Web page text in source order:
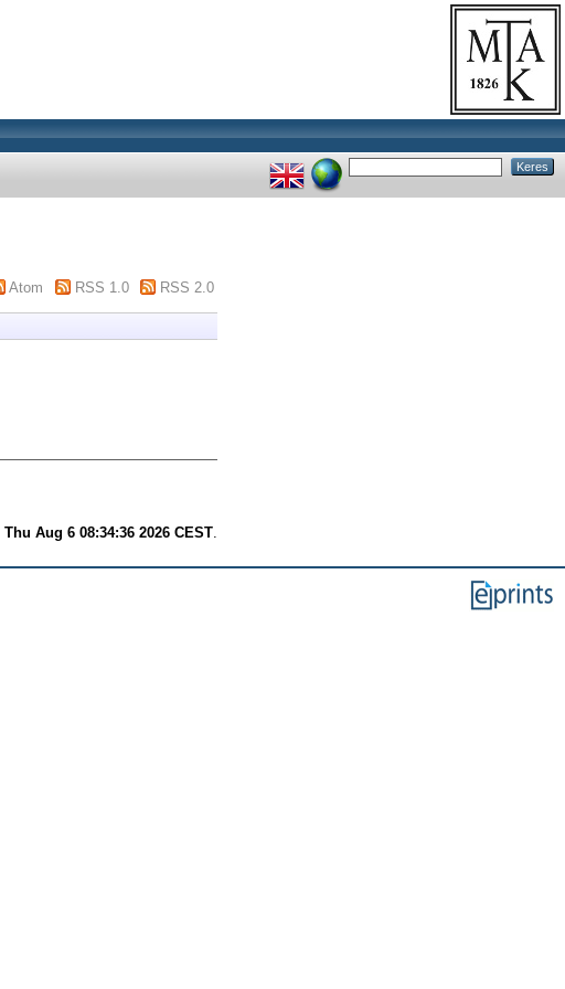
Atom RSS 1.0 RSS 2.0
Thu Aug 6 08:34:36 2026 CEST